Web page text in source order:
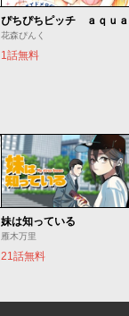
ぴちぴちピッチ ａｑｕａ
花森ぴんく
1話無料
妹は知っている
雁木万里
21話無料